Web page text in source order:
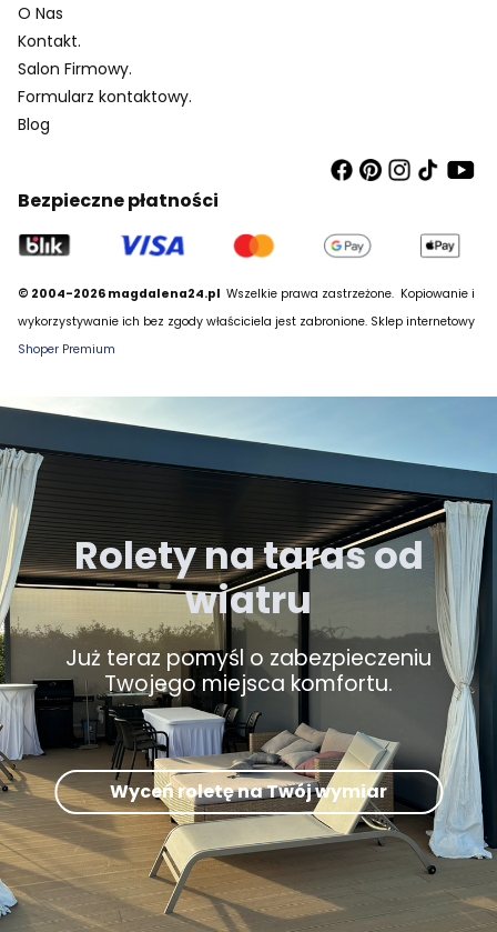
O Nas
Kontakt.
Salon Firmowy.
Formularz kontaktowy.
Blog
Bezpieczne płatności
© 2004-2026 magdalena24.pl Wszelkie prawa zastrzeżone. Kopiowanie i
wykorzystywanie ich bez zgody właściciela jest zabronione. Sklep internetowy
Shoper Premium
Rolety na taras od
wiatru
Już teraz pomyśl o zabezpieczeniu
Twojego miejsca komfortu.
Wyceń roletę na Twój wymiar